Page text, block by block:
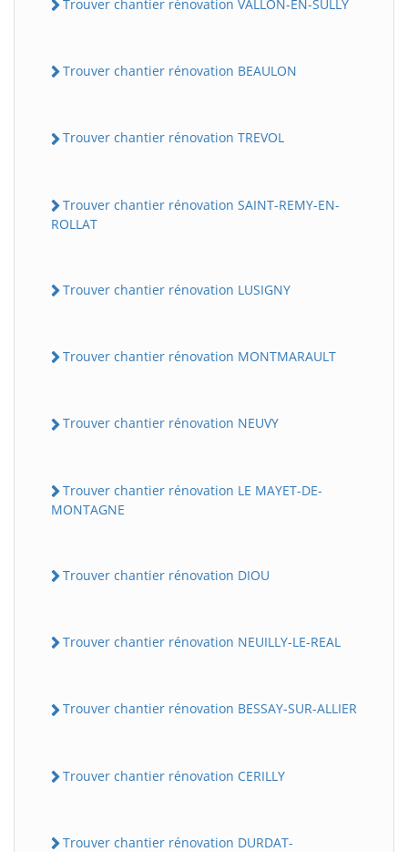
Trouver chantier rénovation VALLON-EN-SULLY
Trouver chantier rénovation BEAULON
Trouver chantier rénovation TREVOL
Trouver chantier rénovation SAINT-REMY-EN-
ROLLAT
Trouver chantier rénovation LUSIGNY
Trouver chantier rénovation MONTMARAULT
Trouver chantier rénovation NEUVY
Trouver chantier rénovation LE MAYET-DE-
MONTAGNE
Trouver chantier rénovation DIOU
Trouver chantier rénovation NEUILLY-LE-REAL
Trouver chantier rénovation BESSAY-SUR-ALLIER
Trouver chantier rénovation CERILLY
Trouver chantier rénovation DURDAT-